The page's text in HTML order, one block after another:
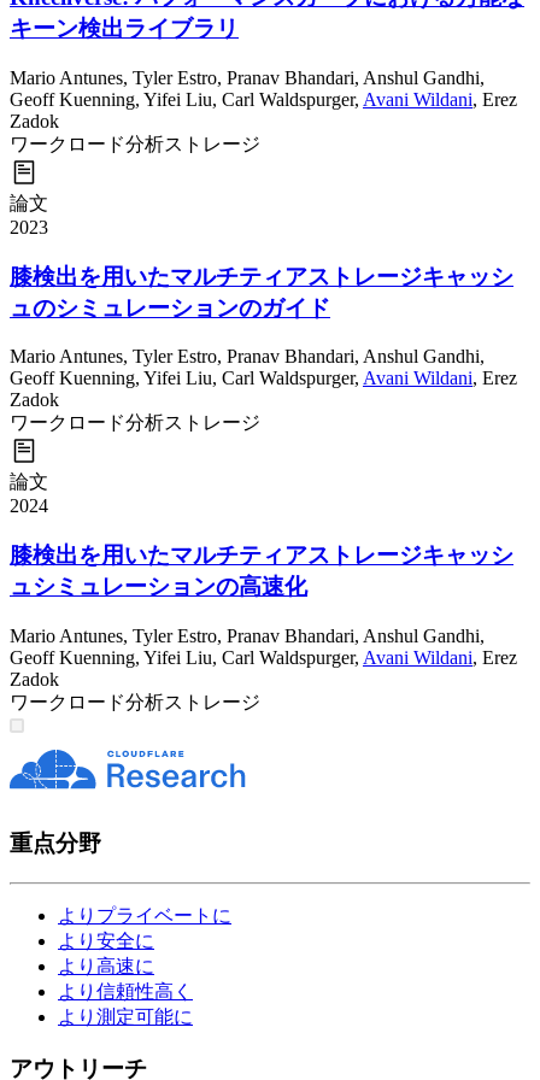
キーン検出ライブラリ
Mario Antunes, Tyler Estro, Pranav Bhandari, Anshul Gandhi,
Geoff Kuenning, Yifei Liu, Carl Waldspurger, Avani Wildani, Erez
Zadok
ワークロード分析ストレージ
論文
2023
膝検出を用いたマルチティアストレージキャッシ
ュのシミュレーションのガイド
Mario Antunes, Tyler Estro, Pranav Bhandari, Anshul Gandhi,
Geoff Kuenning, Yifei Liu, Carl Waldspurger, Avani Wildani, Erez
Zadok
ワークロード分析ストレージ
論文
2024
膝検出を用いたマルチティアストレージキャッシ
ュシミュレーションの高速化
Mario Antunes, Tyler Estro, Pranav Bhandari, Anshul Gandhi,
Geoff Kuenning, Yifei Liu, Carl Waldspurger, Avani Wildani, Erez
Zadok
ワークロード分析ストレージ
重点分野
よりプライベートに
より安全に
より高速に
より信頼性高く
より測定可能に
アウトリーチ